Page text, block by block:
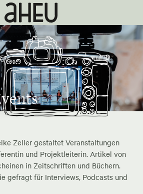
Zeller gestaltet Veranstaltungen
und Projektleiterin. Artikel von
in Zeitschriften und Büchern.
gefragt für Interviews, Podcasts und